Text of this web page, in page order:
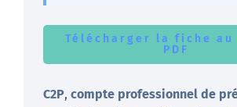
Télécharger la fiche au
PDF
C2P, compte professionnel de